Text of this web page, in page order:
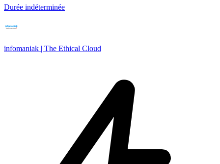
Durée indéterminée
infomaniak | The Ethical Cloud